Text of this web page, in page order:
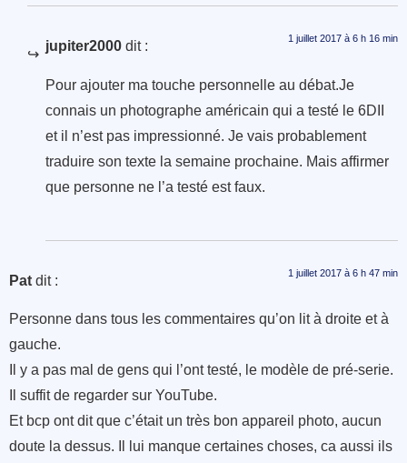
jupiter2000 dit : 1 juillet 2017 à 6 h 16 min
Pour ajouter ma touche personnelle au débat.Je
connais un photographe américain qui a testé le 6DII
et il n’est pas impressionné. Je vais probablement
traduire son texte la semaine prochaine. Mais affirmer
que personne ne l’a testé est faux.
Pat dit : 1 juillet 2017 à 6 h 47 min
Personne dans tous les commentaires qu’on lit à droite et à
gauche.
Il y a pas mal de gens qui l’ont testé, le modèle de pré-serie.
Il suffit de regarder sur YouTube.
Et bcp ont dit que c’était un très bon appareil photo, aucun
doute la dessus. Il lui manque certaines choses, ca aussi ils